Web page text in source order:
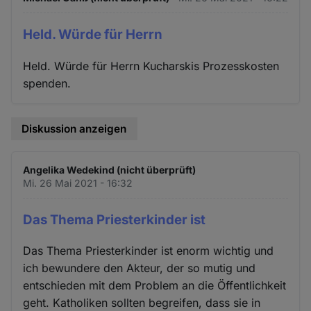
Held. Würde für Herrn
Held. Würde für Herrn Kucharskis Prozesskosten
spenden.
Diskussion anzeigen
Angelika Wedekind (nicht überprüft)
Mi. 26 Mai 2021 - 16:32
Das Thema Priesterkinder ist
Das Thema Priesterkinder ist enorm wichtig und
ich bewundere den Akteur, der so mutig und
entschieden mit dem Problem an die Öffentlichkeit
geht. Katholiken sollten begreifen, dass sie in